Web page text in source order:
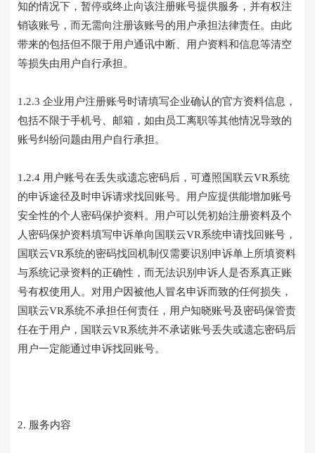
知的情况下，暂停或终止向该注册账号提供服务，并有权注
销该账号，而无需向注册该账号的用户承担法律责任。由此
带来的包括但不限于用户通讯中断、用户资料和信息等清空
等损失由用户自行承担。
1.2.3 企业用户注册账号时请填写企业确认的官方资料信息，
包括不限于手机号、邮箱，如由员工离职等其他情况导致的
账号纠纷问题由用户自行承担。
1.2.4 用户账号在丢失或遗忘密码后，可遵照国联云VR系统
的申诉途径及时申诉请求找回账号。用户应提供能增加账号
安全性的个人密码保护资料。用户可以凭初始注册资料及个
人密码保护资料填写申诉单向国联云VR系统申请找回账号，
国联云VR系统的密码找回机制仅需要识别申诉单上所填资料
与系统记录资料的正确性，而无法识别申诉人是否系真正账
号有权使用人。对用户因被他人冒名申诉而致的任何损失，
国联云VR系统不承担任何责任，用户知晓账号及密码保管责
任在于用户，国联云VR系统并不承诺账号丢失或遗忘密码后
用户一定能通过申诉找回账号。
2. 服务内容